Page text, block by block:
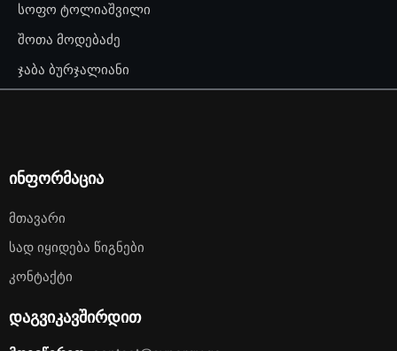
სოფო ტოლიაშვილი
შოთა მოდებაძე
ჯაბა ბურჯალიანი
ინფორმაცია
Მთავარი
Სად Იყიდება Წიგნები
Კონტაქტი
დაგვიკავშირდით